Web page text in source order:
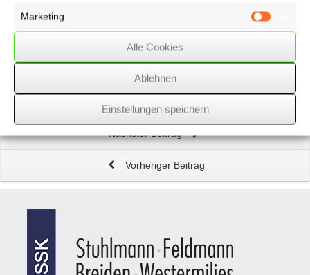
Marketing
Alle Cookies
Ablehnen
Einstellungen speichern
Grunderwerbsteuer
Neubauten
Nächster Beitrag
Vorheriger Beitrag